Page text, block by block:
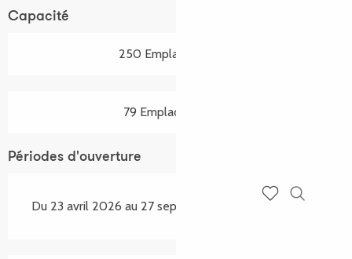
Capacité
250 Emplacement(s)
79 Emplacement(s)
Périodes d'ouverture
Du 23 avril 2026 au 27 septembre 2026